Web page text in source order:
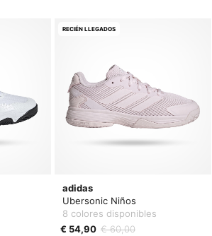
adidas
Ubersonic Niños
8 colores disponibles
€ 54,90 € 60,00
RECIÉN LLEGADOS